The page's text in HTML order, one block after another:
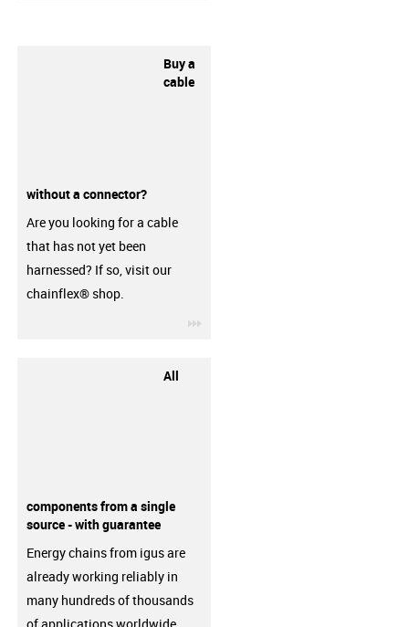
Buy a
cable
without a connector?
Are you looking for a cable
that has not yet been
harnessed? If so, visit our
chainflex® shop.
All
components from a single
source - with guarantee
Energy chains from igus are
already working reliably in
many hundreds of thousands
of applications worldwide.